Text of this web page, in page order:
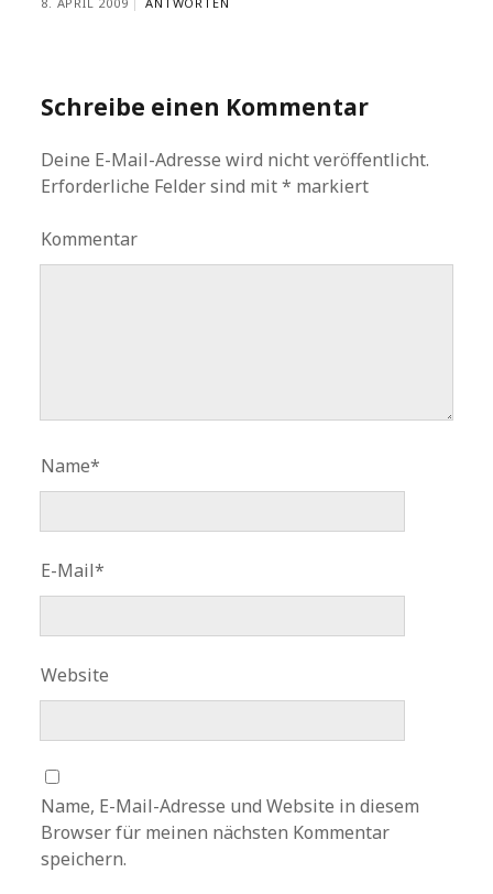
Schreibe einen Kommentar
Deine E-Mail-Adresse wird nicht veröffentlicht.
Erforderliche Felder sind mit* markiert
Kommentar
Name*
E-Mail*
Website
Name, E-Mail-Adresse und Website in diesem
Browser für meinen nächsten Kommentar
speichern.